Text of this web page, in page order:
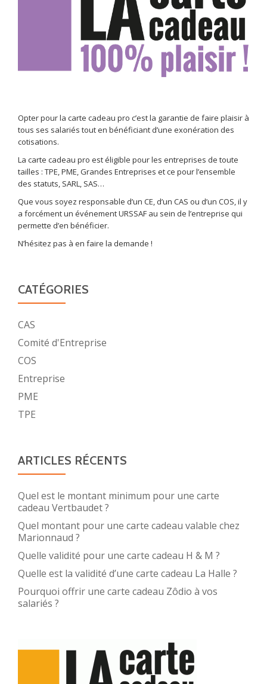
Opter pour la carte cadeau pro c’est la garantie de faire plaisir à
tous ses salariés tout en bénéficiant d’une exonération des
cotisations.
La carte cadeau pro est éligible pour les entreprises de toute
tailles : TPE, PME, Grandes Entreprises et ce pour l’ensemble
des statuts, SARL, SAS…
Que vous soyez responsable d’un CE, d’un CAS ou d’un COS, il y
a forcément un événement URSSAF au sein de l’entreprise qui
permette d’en bénéficier.
N’hésitez pas à en faire la demande !
CATÉGORIES
CAS
Comité d'Entreprise
COS
Entreprise
PME
TPE
ARTICLES RÉCENTS
Quel est le montant minimum pour une carte
cadeau Vertbaudet ?
Quel montant pour une carte cadeau valable chez
Marionnaud ?
Quelle validité pour une carte cadeau H & M ?
Quelle est la validité d’une carte cadeau La Halle ?
Pourquoi offrir une carte cadeau Zôdio à vos
salariés ?